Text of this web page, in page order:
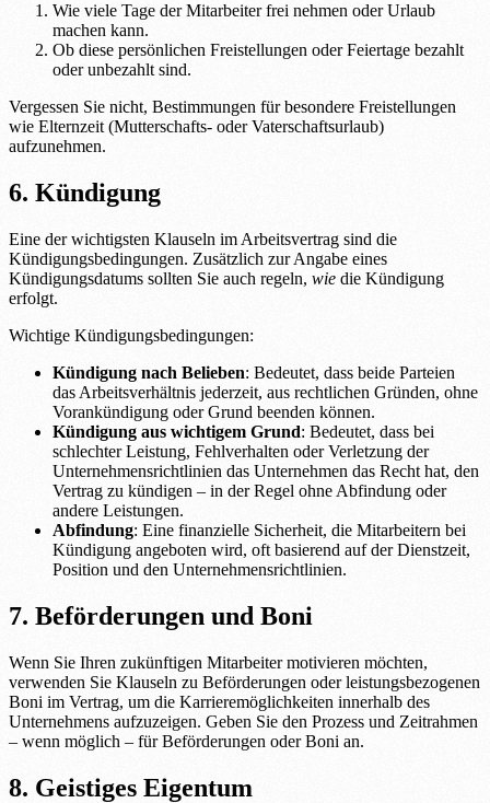
Wie viele Tage der Mitarbeiter frei nehmen oder Urlaub
machen kann.
Ob diese persönlichen Freistellungen oder Feiertage bezahlt
oder unbezahlt sind.
Vergessen Sie nicht, Bestimmungen für besondere Freistellungen
wie Elternzeit (Mutterschafts- oder Vaterschaftsurlaub)
aufzunehmen.
6. Kündigung
Eine der wichtigsten Klauseln im Arbeitsvertrag sind die
Kündigungsbedingungen. Zusätzlich zur Angabe eines
Kündigungsdatums sollten Sie auch regeln, wie die Kündigung
erfolgt.
Wichtige Kündigungsbedingungen:
Kündigung nach Belieben: Bedeutet, dass beide Parteien
das Arbeitsverhältnis jederzeit, aus rechtlichen Gründen, ohne
Vorankündigung oder Grund beenden können.
Kündigung aus wichtigem Grund: Bedeutet, dass bei
schlechter Leistung, Fehlverhalten oder Verletzung der
Unternehmensrichtlinien das Unternehmen das Recht hat, den
Vertrag zu kündigen – in der Regel ohne Abfindung oder
andere Leistungen.
Abfindung: Eine finanzielle Sicherheit, die Mitarbeitern bei
Kündigung angeboten wird, oft basierend auf der Dienstzeit,
Position und den Unternehmensrichtlinien.
7. Beförderungen und Boni
Wenn Sie Ihren zukünftigen Mitarbeiter motivieren möchten,
verwenden Sie Klauseln zu Beförderungen oder leistungsbezogenen
Boni im Vertrag, um die Karrieremöglichkeiten innerhalb des
Unternehmens aufzuzeigen. Geben Sie den Prozess und Zeitrahmen
– wenn möglich – für Beförderungen oder Boni an.
8. Geistiges Eigentum